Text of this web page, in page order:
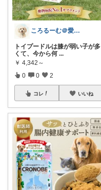
ころるーむ＠愛犬ころと賃貸暮らし🐩
トイプードルは膝が弱い子が多
くて、今から何 ...
￥ 4,342～
0 0 2
コレ いいね